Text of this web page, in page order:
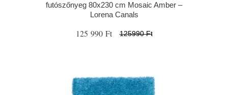
futószőnyeg 80x230 cm Mosaic Amber –
Lorena Canals
125 990 Ft 125990 Ft